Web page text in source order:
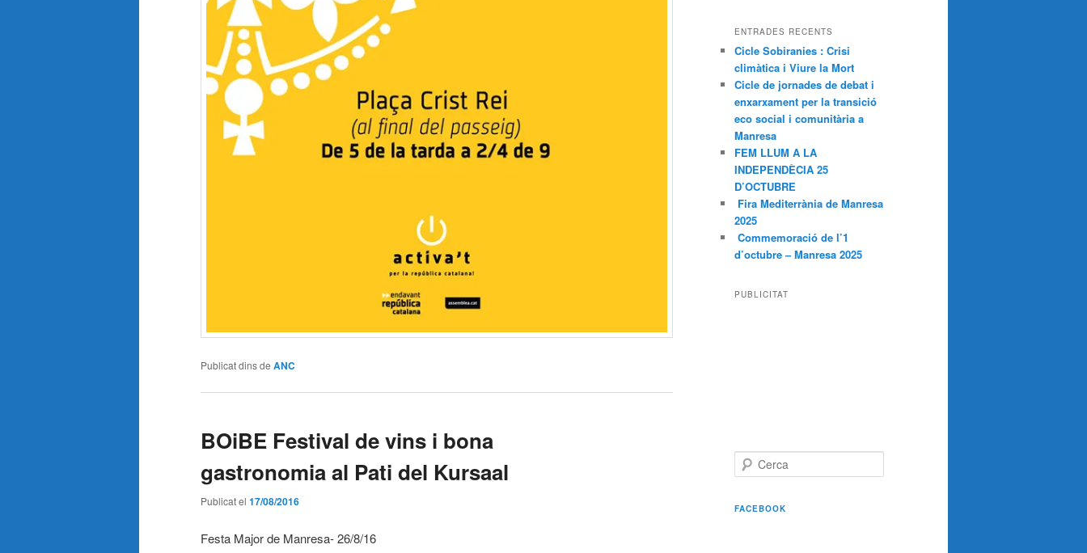
Publicat dins de ANC
BOiBE Festival de vins i bona
gastronomia al Pati del Kursaal
Publicat el 17/08/2016
Festa Major de Manresa- 26/8/16
ENTRADES RECENTS
Cicle Sobiranies : Crisi
climàtica i Viure la Mort
Cicle de jornades de debat i
enxarxament per la transició
eco social i comunitària a
Manresa
FEM LLUM A LA
INDEPENDÈCIA 25
D’OCTUBRE
Fira Mediterrània de Manresa
2025
Commemoració de l’1
d’octubre – Manresa 2025
PUBLICITAT
e
c
FACEBOOK